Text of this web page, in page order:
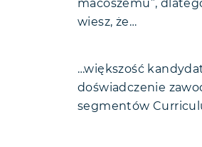
Graficzna
macoszemu”,
wiesz, że…
…większość
doświadczenie
segmentów